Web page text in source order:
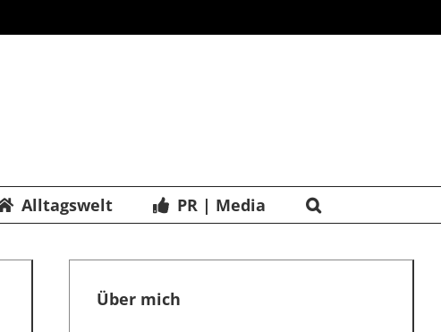
Alltagswelt PR | Media
Über mich